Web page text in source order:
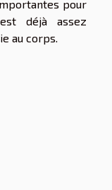
pour
déjà assez
au corps.